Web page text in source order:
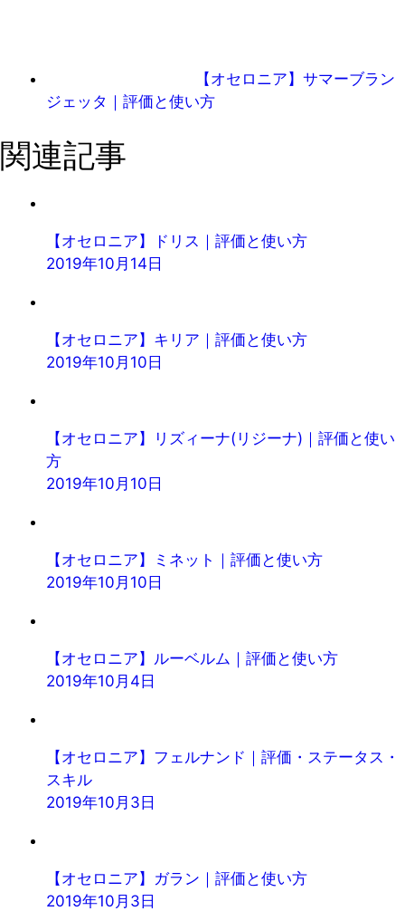
【オセロニア】サマーブラン
ジェッタ｜評価と使い方
関連記事
【オセロニア】ドリス｜評価と使い方
2019年10月14日
【オセロニア】キリア｜評価と使い方
2019年10月10日
【オセロニア】リズィーナ(リジーナ)｜評価と使い
方
2019年10月10日
【オセロニア】ミネット｜評価と使い方
2019年10月10日
【オセロニア】ルーベルム｜評価と使い方
2019年10月4日
【オセロニア】フェルナンド｜評価・ステータス・
スキル
2019年10月3日
【オセロニア】ガラン｜評価と使い方
2019年10月3日